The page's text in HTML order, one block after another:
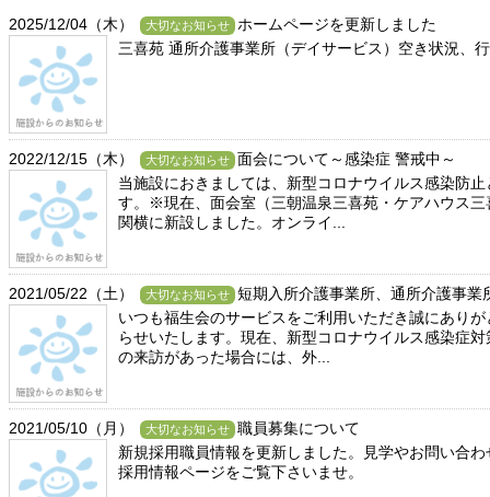
2025/12/04（木） 大切なお知らせ
ホームページを更新しました
三喜苑 通所介護事業所（デイサービス）空き状況、
2022/12/15（木） 大切なお知らせ 面会について～感染症 警戒中～
当施設におきましては、新型コロナウイルス感染防
す。※現在、面会室（三朝温泉三喜苑・ケアハウス
関横に新設しました。オンライ...
2021/05/22（土） 大切なお知らせ 短期入所介護事業所、通所介護事業
いつも福生会のサービスをご利用いただき誠にあり
らせいたします。現在、新型コロナウイルス感染症
の来訪があった場合には、外...
2021/05/10（月） 大切なお知らせ 職員募集について
新規採用職員情報を更新しました。見学やお問い合
採用情報ページをご覧下さいませ。